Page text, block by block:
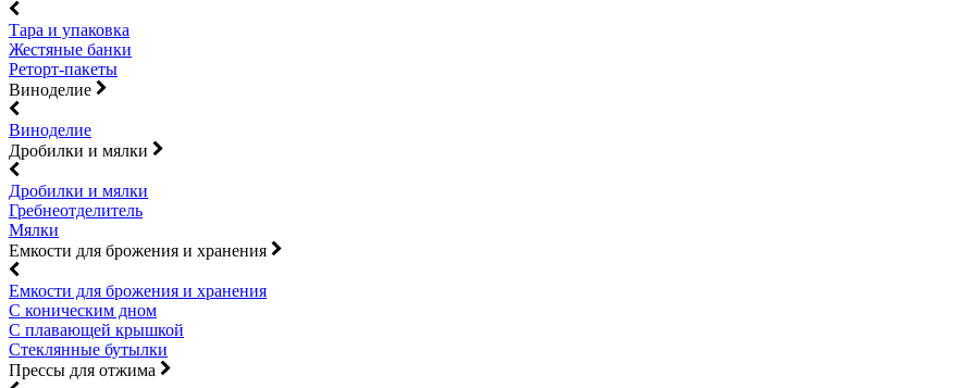
Тара и упаковка
Жестяные банки
Реторт-пакеты
Виноделие
Виноделие
Дробилки и мялки
Дробилки и мялки
Гребнеотделитель
Мялки
Емкости для брожения и хранения
Емкости для брожения и хранения
С коническим дном
С плавающей крышкой
Стеклянные бутылки
Прессы для отжима